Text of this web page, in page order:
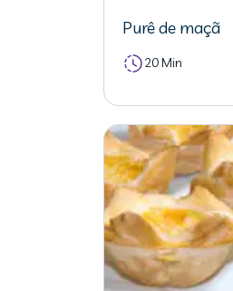
Purê de maçã
20 Min